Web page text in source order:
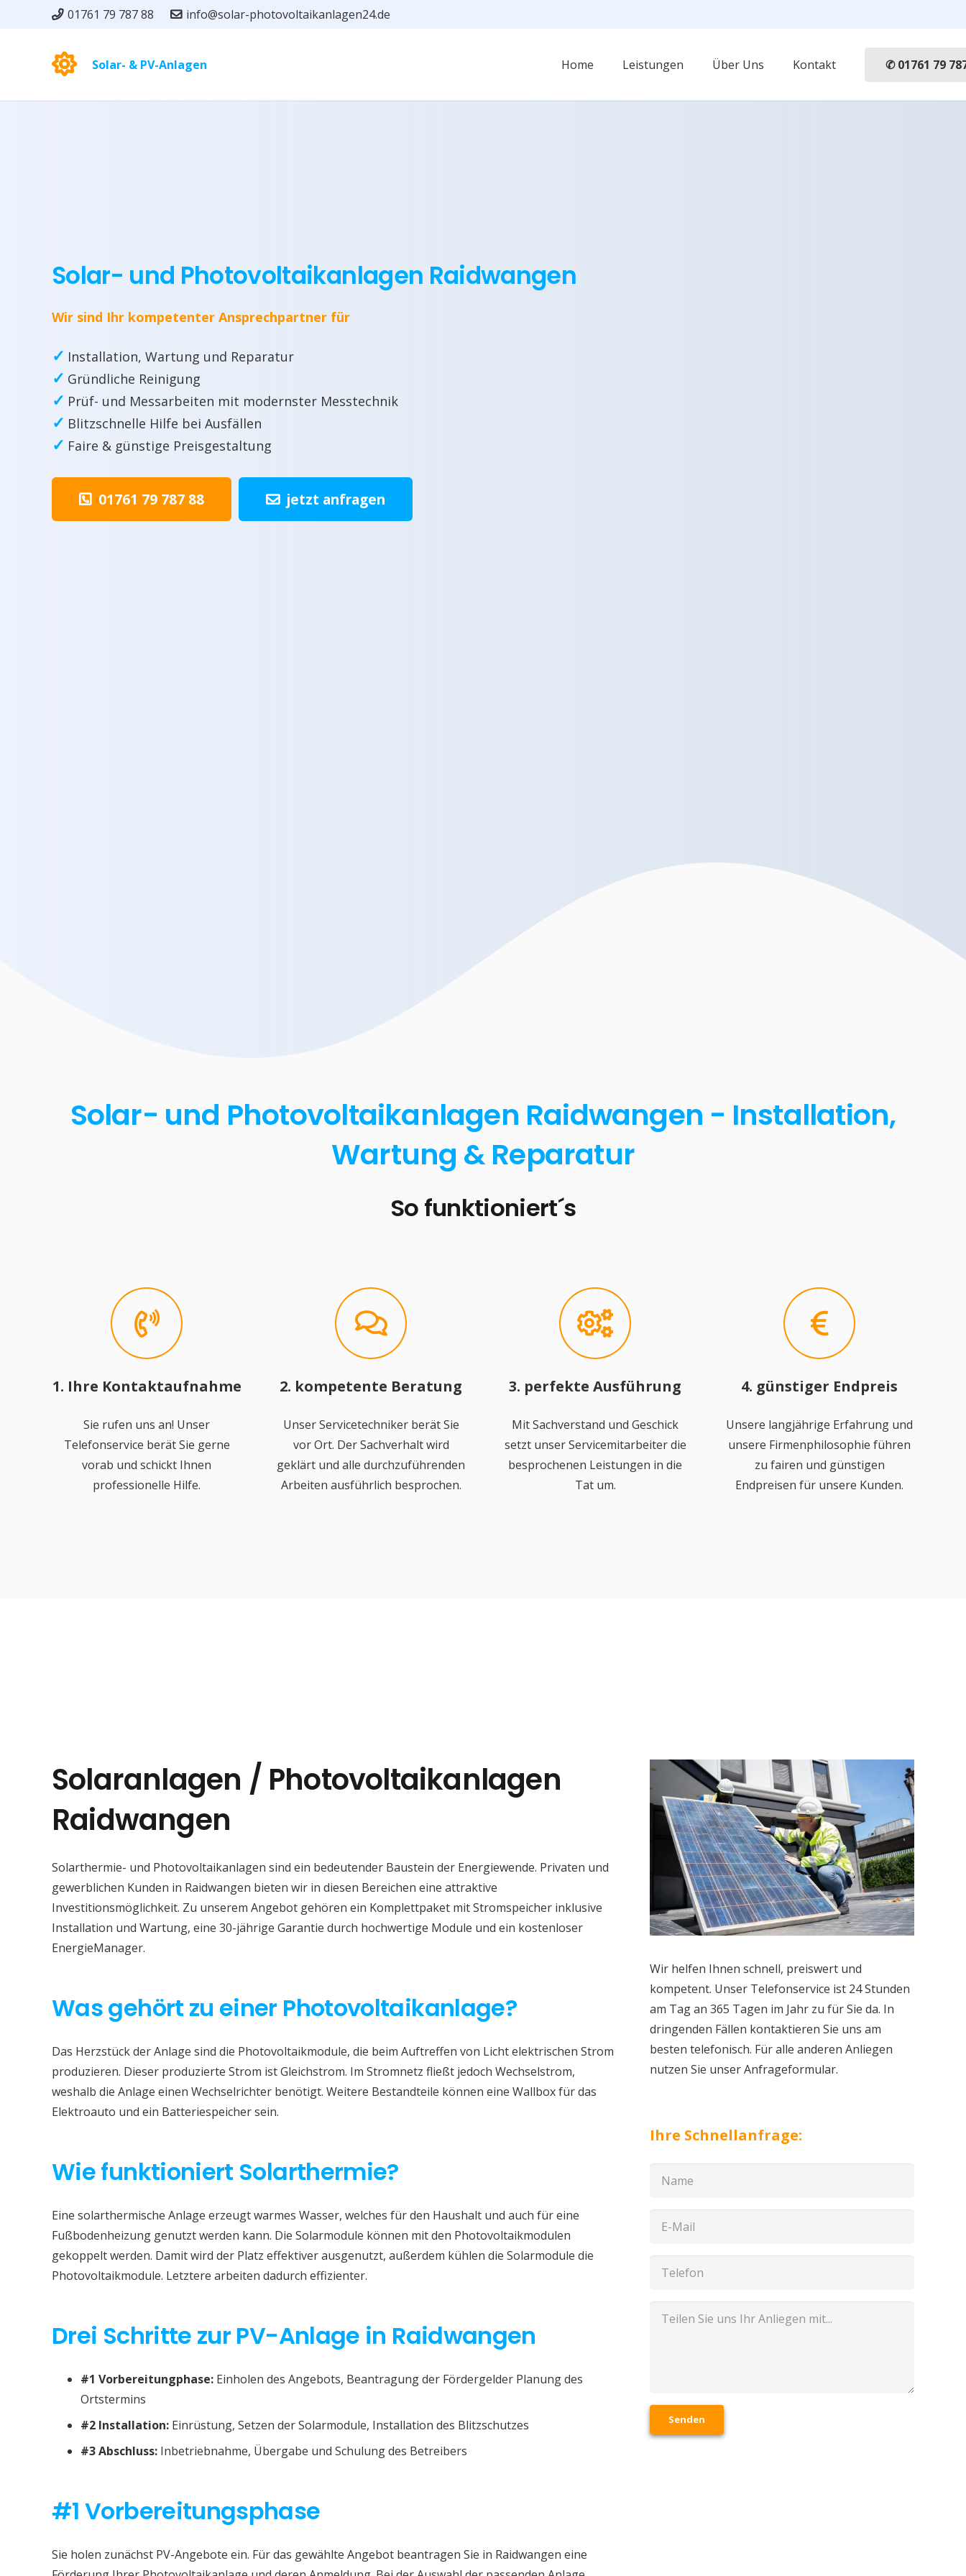
01761 79 787 88 info@solar-photovoltaikanlagen24.de
Solar- & PV-Anlagen Home Leistungen Über Uns Kontakt ✆ 01761 79
Solar- und Photovoltaikanlagen Raidwangen
Wir sind Ihr kompetenter Ansprechpartner für
✓ Installation, Wartung und Reparatur
✓ Gründliche Reinigung
✓ Prüf- und Messarbeiten mit modernster Messtechnik
✓ Blitzschnelle Hilfe bei Ausfällen
✓ Faire & günstige Preisgestaltung
01761 79 787 88 jetzt anfragen
Solar- und Photovoltaikanlagen Raidwangen - Installation,
Wartung & Reparatur
So funktioniert´s
1. Ihre Kontaktaufnahme
Sie rufen uns an! Unser
Telefonservice berät Sie gerne
vorab und schickt Ihnen
professionelle Hilfe.
2. kompetente Beratung
Unser Servicetechniker berät Sie
vor Ort. Der Sachverhalt wird
geklärt und alle durchzuführenden
Arbeiten ausführlich besprochen.
3. perfekte Ausführung
Mit Sachverstand und Geschick
setzt unser Servicemitarbeiter die
besprochenen Leistungen in die
Tat um.
4. günstiger Endpreis
Unsere langjährige Erfahrung und
unsere Firmenphilosophie führen
zu fairen und günstigen
Endpreisen für unsere Kunden.
Solaranlagen / Photovoltaikanlagen
Raidwangen
Solarthermie- und Photovoltaikanlagen sind ein bedeutender Baustein der Energiewende. Privaten und
gewerblichen Kunden in Raidwangen bieten wir in diesen Bereichen eine attraktive
Investitionsmöglichkeit. Zu unserem Angebot gehören ein Komplettpaket mit Stromspeicher inklusive
Installation und Wartung, eine 30-jährige Garantie durch hochwertige Module und ein kostenloser
EnergieManager.
Was gehört zu einer Photovoltaikanlage?
Das Herzstück der Anlage sind die Photovoltaikmodule, die beim Auftreffen von Licht elektrischen Strom
produzieren. Dieser produzierte Strom ist Gleichstrom. Im Stromnetz fließt jedoch Wechselstrom,
weshalb die Anlage einen Wechselrichter benötigt. Weitere Bestandteile können eine Wallbox für das
Elektroauto und ein Batteriespeicher sein.
Wie funktioniert Solarthermie?
Eine solarthermische Anlage erzeugt warmes Wasser, welches für den Haushalt und auch für eine
Fußbodenheizung genutzt werden kann. Die Solarmodule können mit den Photovoltaikmodulen
gekoppelt werden. Damit wird der Platz effektiver ausgenutzt, außerdem kühlen die Solarmodule die
Photovoltaikmodule. Letztere arbeiten dadurch effizienter.
Drei Schritte zur PV-Anlage in Raidwangen
#1 Vorbereitungphase: Einholen des Angebots, Beantragung der Fördergelder Planung des
Ortstermins
#2 Installation: Einrüstung, Setzen der Solarmodule, Installation des Blitzschutzes
#3 Abschluss: Inbetriebnahme, Übergabe und Schulung des Betreibers
#1 Vorbereitungsphase
Sie holen zunächst PV-Angebote ein. Für das gewählte Angebot beantragen Sie in Raidwangen eine
Wir helfen Ihnen schnell, preiswert und
kompetent. Unser Telefonservice ist 24 Stunden
am Tag an 365 Tagen im Jahr zu für Sie da. In
dringenden Fällen kontaktieren Sie uns am
besten telefonisch. Für alle anderen Anliegen
nutzen Sie unser Anfrageformular.
Ihre Schnellanfrage:
Senden